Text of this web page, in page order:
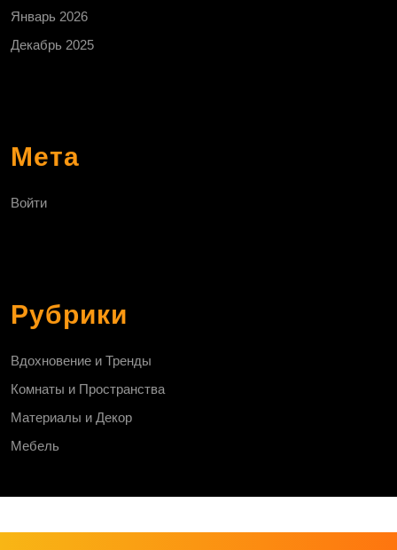
Январь 2026
Декабрь 2025
Мета
Войти
Рубрики
Вдохновение и Тренды
Комнаты и Пространства
Материалы и Декор
Мебель